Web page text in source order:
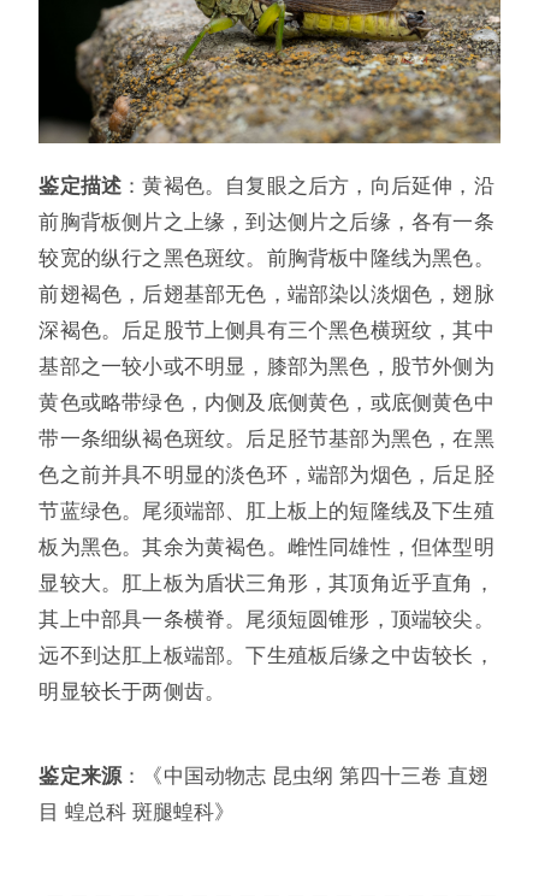
鉴定描述 ：黄褐色。自复眼之后方，向后延伸，沿
前胸背板侧片之上缘，到达侧片之后缘，各有一条
较宽的纵行之黑色斑纹。前胸背板中隆线为黑色。
前翅褐色，后翅基部无色，端部染以淡烟色，翅脉
深褐色。后足股节上侧具有三个黑色横斑纹，其中
基部之一较小或不明显，膝部为黑色，股节外侧为
黄色或略带绿色，内侧及底侧黄色，或底侧黄色中
带一条细纵褐色斑纹。后足胫节基部为黑色，在黑
色之前并具不明显的淡色环，端部为烟色，后足胫
节蓝绿色。尾须端部、肛上板上的短隆线及下生殖
板为黑色。其余为黄褐色。雌性同雄性，但体型明
显较大。肛上板为盾状三角形，其顶角近乎直角，
其上中部具一条横脊。尾须短圆锥形，顶端较尖。
远不到达肛上板端部。下生殖板后缘之中齿较长，
明显较长于两侧齿。
鉴定来源：《中国动物志 昆虫纲 第四十三卷 直翅
目 蝗总科 斑腿蝗科》